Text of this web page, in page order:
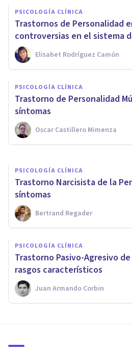
PSICOLOGÍA CLÍNICA
Trastornos de Personalidad
controversias en el sistema
Elisabet Rodríguez Camón
PSICOLOGÍA CLÍNICA
Trastorno de Personalidad
síntomas
Oscar Castillero Mimenza
PSICOLOGÍA CLÍNICA
​Trastorno
Personalidad:
síntomas y
Juan Armando Corbin
PSICOLOGÍA CLÍNICA
Trastorno Narcisista de la
síntomas
Bertrand Regader
PSICOLOGÍA CLÍNICA
​Trastorno Pasivo-Agresivo
rasgos característicos
Juan Armando Corbin